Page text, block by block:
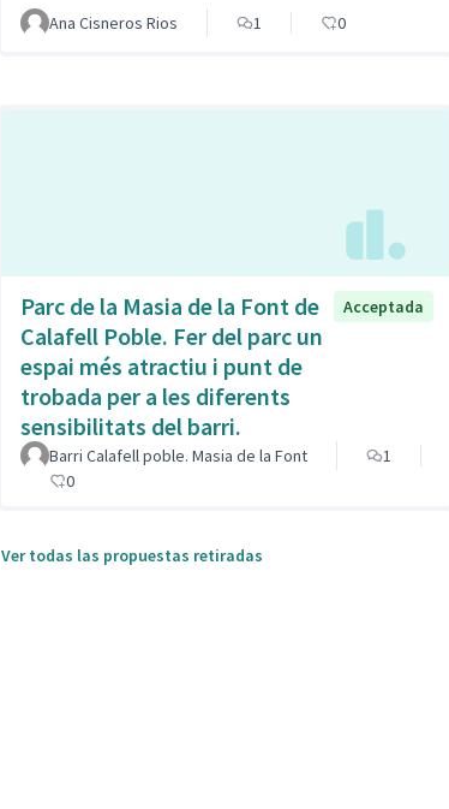
Ana Cisneros Rios 1 0
Parc de la Masia de la Font de
Calafell Poble. Fer del parc un
espai més atractiu i punt de
trobada per a les diferents
sensibilitats del barri.
Acceptada
Barri Calafell poble. Masia de la Font
1
0
Ver todas las propuestas retiradas